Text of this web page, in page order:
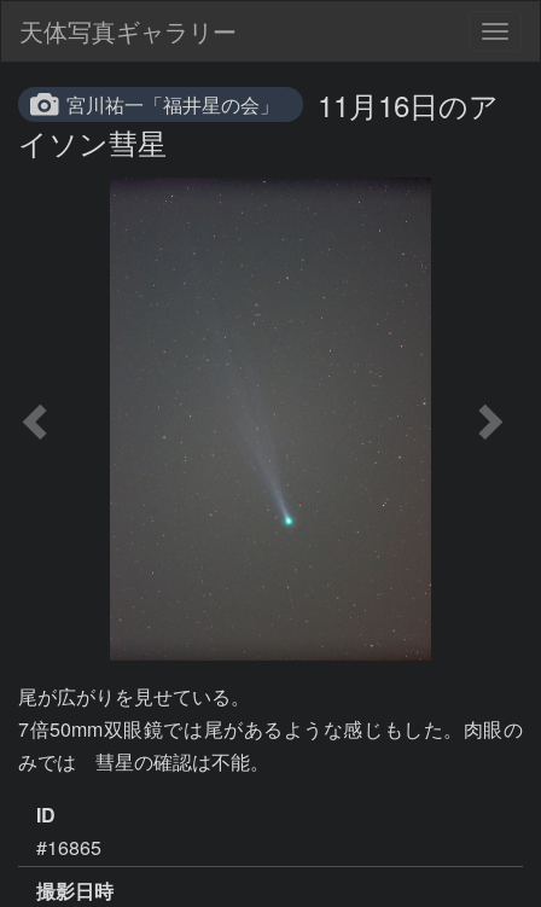
天体写真ギャラリー
宮川祐一「福井星の会」
11月16日のア
イソン彗星
尾が広がりを見せている。
7倍50mm双眼鏡では尾があるような感じもした。肉眼の
みでは　彗星の確認は不能。
ID
#16865
撮影日時